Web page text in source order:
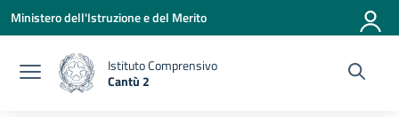
Vai ai contenuti
Vai al menu di navigazione
Vai al footer
Ministero dell'Istruzione e del Merito
Istituto Comprensivo
Cantù 2